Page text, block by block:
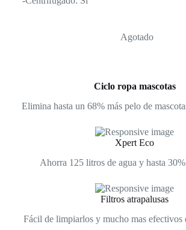
Agotado
Ciclo ropa mascotas
Elimina hasta un 68% más pelo de
Xpert Eco
Ahorra 125 litros de agua y hasta
Filtros atrapalusas
Fácil de limpiarlos y mucho mas efectivos